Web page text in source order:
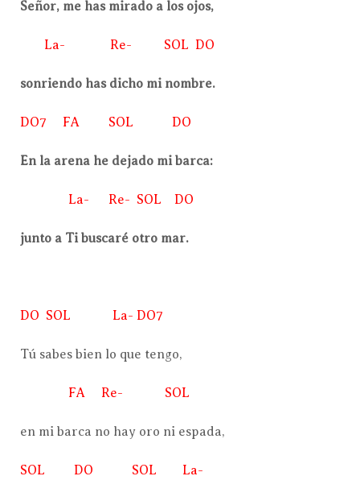
Señor, me has mirado a los ojos,
La- Re- SOL DO
sonriendo has dicho mi nombre.
DO7 FA SOL DO
En la arena he dejado mi barca:
La- Re- SOL DO
junto a Ti buscaré otro mar.
DO SOL La- DO7
Tú sabes bien lo que tengo,
FA Re- SOL
en mi barca no hay oro ni espada,
SOL DO SOL La-